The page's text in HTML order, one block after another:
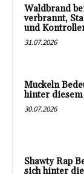
Waldbrand
verbrannt,
und
31.07.2026
Muckeln
hinter
30.07.2026
Shawty Rap
sich hinter